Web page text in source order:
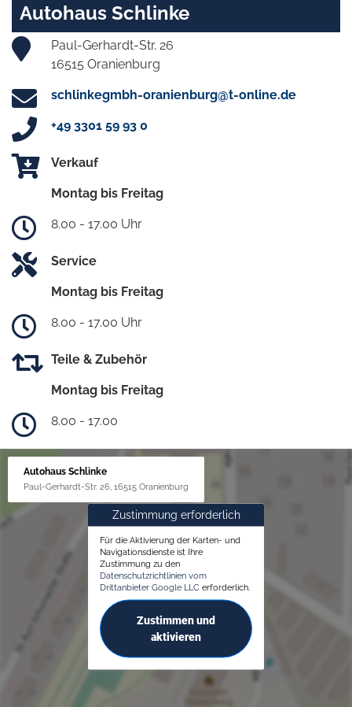
Autohaus Schlinke
Paul-Gerhardt-Str. 26
16515 Oranienburg
schlinkegmbh-oranienburg@t-online.de
+49 3301 59 93 0
Verkauf
Montag bis Freitag
8.00 - 17.00 Uhr
Service
Montag bis Freitag
8.00 - 17.00 Uhr
Teile & Zubehör
Montag bis Freitag
8.00 - 17.00
Autohaus Schlinke
Paul-Gerhardt-Str. 26, 16515 Oranienburg
Zustimmung erforderlich
Für die Aktivierung der Karten- und
Navigationsdienste ist Ihre
Zustimmung zu den
Datenschutzrichtlinien vom
Drittanbieter Google LLC erforderlich.
Zustimmen und
aktivieren